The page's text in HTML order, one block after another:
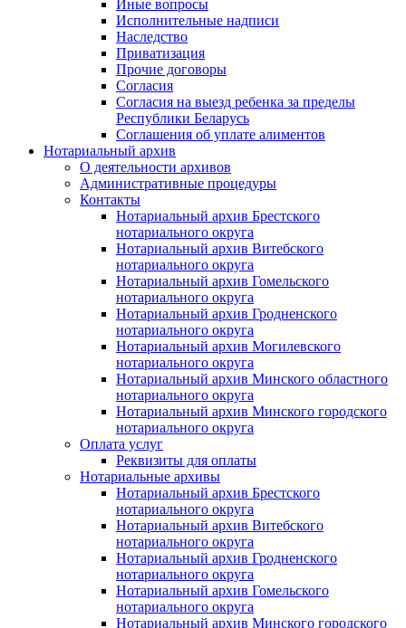
Иные вопросы
Исполнительные надписи
Наследство
Приватизация
Прочие договоры
Согласия
Согласия на выезд ребенка за пределы
Республики Беларусь
Соглашения об уплате алиментов
Нотариальный архив
О деятельности архивов
Административные процедуры
Контакты
Нотариальный архив Брестского
нотариального округа
Нотариальный архив Витебского
нотариального округа
Нотариальный архив Гомельского
нотариального округа
Нотариальный архив Гродненского
нотариального округа
Нотариальный архив Могилевского
нотариального округа
Нотариальный архив Минского областного
нотариального округа
Нотариальный архив Минского городского
нотариального округа
Оплата услуг
Реквизиты для оплаты
Нотариальные архивы
Нотариальный архив Брестского
нотариального округа
Нотариальный архив Витебского
нотариального округа
Нотариальный архив Гродненского
нотариального округа
Нотариальный архив Гомельского
нотариального округа
Нотариальный архив Минского городского